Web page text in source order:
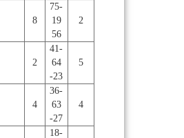
8
75-
19
56
2
2
41-
64
-23
5
4
36-
63
-27
4
18-